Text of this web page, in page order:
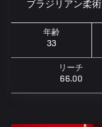
ブラジリアン柔術
年齢
33
リーチ
66.00